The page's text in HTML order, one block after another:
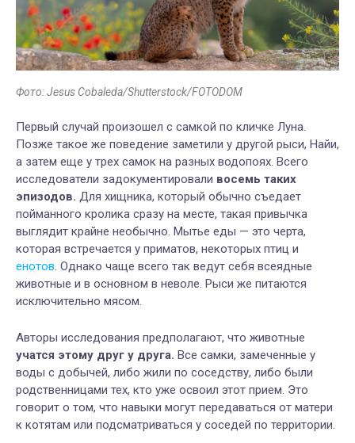
Фото: Jesus Cobaleda/Shutterstock/FOTODOM
Первый случай произошел с самкой по кличке Луна.
Позже такое же поведение заметили у другой рыси, Найи,
а затем еще у трех самок на разных водопоях. Всего
исследователи задокументировали восемь таких
эпизодов. Для хищника, который обычно съедает
пойманного кролика сразу на месте, такая привычка
выглядит крайне необычно. Мытье еды — это черта,
которая встречается у приматов, некоторых птиц и
енотов. Однако чаще всего так ведут себя всеядные
животные и в основном в неволе. Рыси же питаются
исключительно мясом.
Авторы исследования предполагают, что животные
учатся этому друг у друга. Все самки, замеченные у
воды с добычей, либо жили по соседству, либо были
родственницами тех, кто уже освоил этот прием. Это
говорит о том, что навыки могут передаваться от матери
к котятам или подсматриваться у соседей по территории.